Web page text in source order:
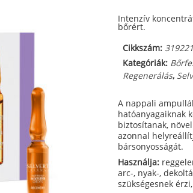
Intenzív
bőrért.
Cikkszám: 319221
Kategóriák:
Regenerálás,
A nappali
hatóanyagaiknak
biztosítanak,
azonnal
bársonyosságát.
Használja:
arc-, nyak-,
szükségesnek